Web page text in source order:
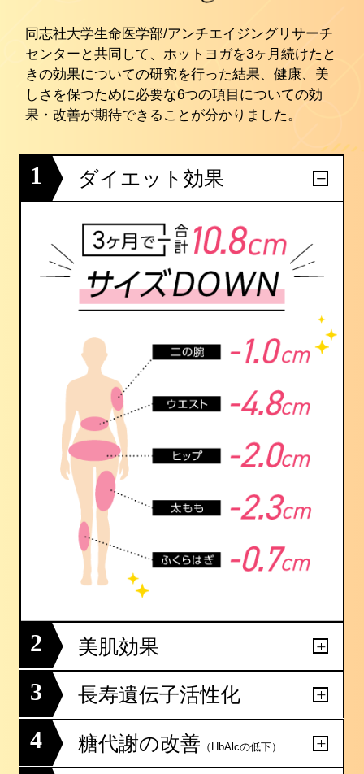
同志社大学生命医学部/アンチエイジングリサーチ
センターと共同して、ホットヨガを3ヶ月続けたと
きの効果についての研究を行った結果、健康、美
しさを保つために必要な6つの項目についての効
果・改善が期待できることが分かりました。
1 ダイエット効果
2 美肌効果
3 長寿遺伝子活性化
4 糖代謝の改善 （HbAlcの低下）